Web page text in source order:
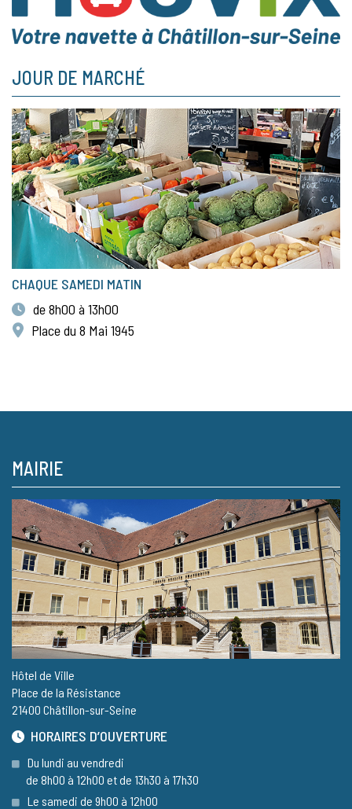
JOUR DE MARCHÉ
CHAQUE SAMEDI MATIN
de 8h00 à 13h00
Place du 8 Mai 1945
MAIRIE
Hôtel de Ville
Place de la Résistance
21400 Châtillon-sur-Seine
HORAIRES D’OUVERTURE
Du lundi au vendredi
de 8h00 à 12h00 et de 13h30 à 17h30
Le samedi de 9h00 à 12h00